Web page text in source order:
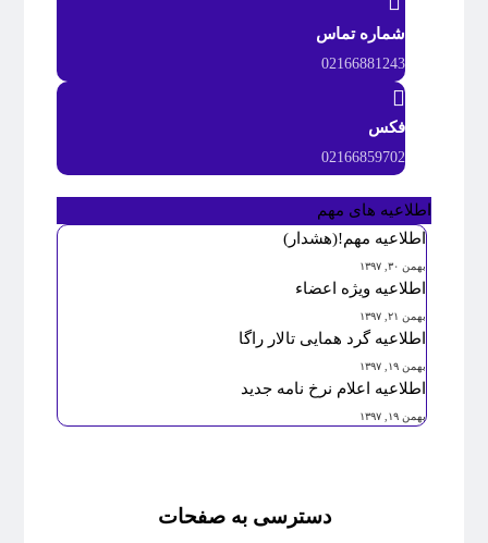
شماره تماس
02166881243
فکس
02166859702
اطلاعیه های مهم
اطلاعیه مهم!(هشدار)
بهمن ۳۰, ۱۳۹۷
اطلاعیه ویژه اعضاء
بهمن ۲۱, ۱۳۹۷
اطلاعیه گرد همایی تالار راگا
بهمن ۱۹, ۱۳۹۷
اطلاعیه اعلام نرخ نامه جدید
بهمن ۱۹, ۱۳۹۷
دسترسی به صفحات